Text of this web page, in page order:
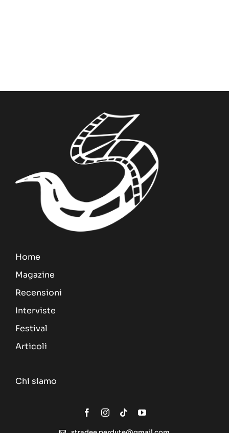
Home
Magazine
Recensioni
Interviste
Festival
Articoli
Chi siamo